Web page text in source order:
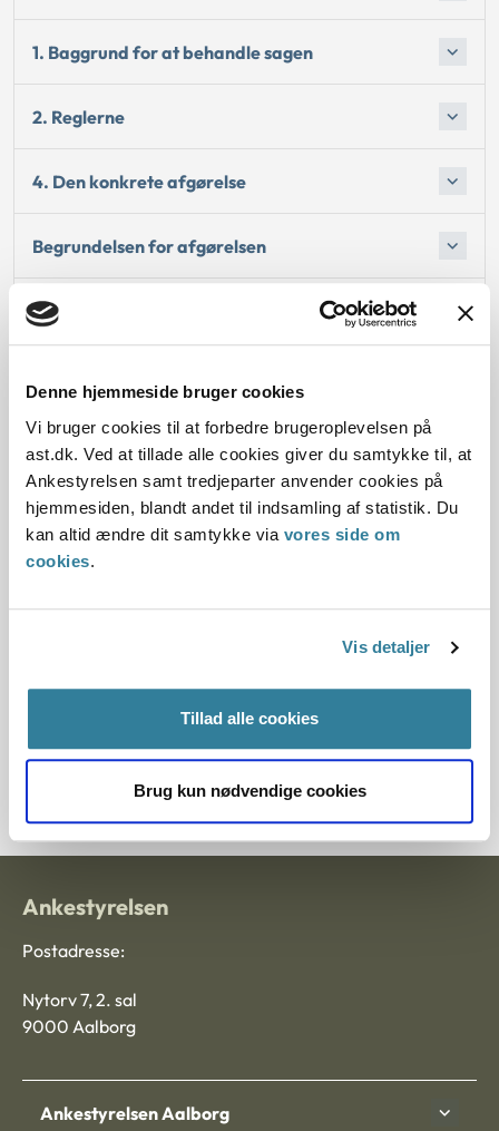
Denne hjemmeside bruger cookies
Vi bruger cookies til at forbedre brugeroplevelsen på
ast.dk. Ved at tillade alle cookies giver du samtykke til, at
Ankestyrelsen samt tredjeparter anvender cookies på
hjemmesiden, blandt andet til indsamling af statistik. Du
kan altid ændre dit samtykke via vores side om
cookies.
Vis detaljer
Tillad alle cookies
Brug kun nødvendige cookies
1. Baggrund for at behandle sagen
2. Reglerne
4. Den konkrete afgørelse
Begrundelsen for afgørelsen
Oplysninger i sagen
Dato for underskrift
02.04.2013
Offentliggørelsesdato
Ankestyrelsen
Postadresse:
Nytorv 7, 2. sal
9000 Aalborg
Ankestyrelsen Aalborg